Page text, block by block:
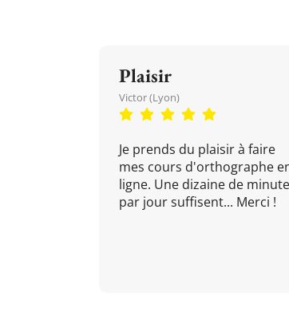
Plaisir
Victor (Lyon)
Je prends du plaisir à faire
mes cours d'orthographe
ligne. Une dizaine de
par jour suffisent... Merci !